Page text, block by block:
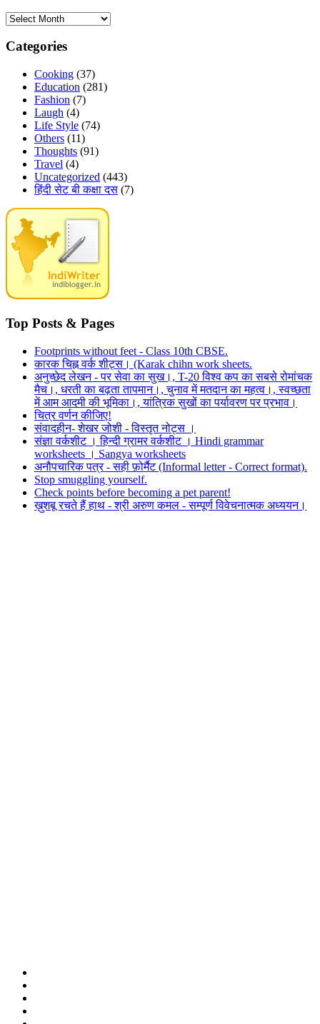
Archives
Categories
Cooking (37)
Education (281)
Fashion (7)
Laugh (4)
Life Style (74)
Others (11)
Thoughts (91)
Travel (4)
Uncategorized (443)
हिंदी सेट बी कक्षा दस (7)
Top Posts & Pages
Footprints without feet - Class 10th CBSE.
कारक चिह्न वर्क शीट्स। (Karak chihn work sheets.
अनुच्छेद लेखन - पर सेवा का सुख।, T-20 विश्व कप का सबसे रोमांचक
मैच।, धरती का बढ़ता तापमान।, चुनाव में मतदान का महत्व।, स्वच्छता
में आम आदमी की भूमिका।, यांत्रिक सुखों का पर्यावरण पर प्रभाव।
चित्र वर्णन कीजिए!
संवादहीन- शेखर जोशी - विस्तृत नोट्स ।
संज्ञा वर्कशीट । हिन्दी ग्रामर वर्कशीट । Hindi grammar
worksheets । Sangya worksheets
अनौपचारिक पत्र - सही फ़ोर्मैट (Informal letter - Correct format).
Stop smuggling yourself.
Check points before becoming a pet parent!
ख़ुशबू रचते हैं हाथ - श्री अरुण कमल - सम्पूर्ण विवेचनात्मक अध्ययन।